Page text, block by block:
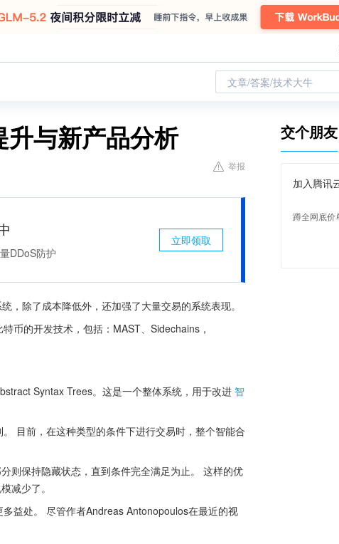
文章/答案/技术大牛
与新产品分析
举报
DDoS防护
立即领取
，除了成本降低外，还加强了大量交易的系统表现。
币的开发技术，包括：MAST、Sidechains，
Syntax Trees。这是一个整体系统，用于改进 智
目前，在这种类型的条件下进行交易时，整个智能合
则保持隐藏状态，直到条件完全满足为止。 这样的优
减少了。
益处。 尽管作者Andreas Antonopoulos在最近的视
交个朋友
加入腾讯
蹲全网底价